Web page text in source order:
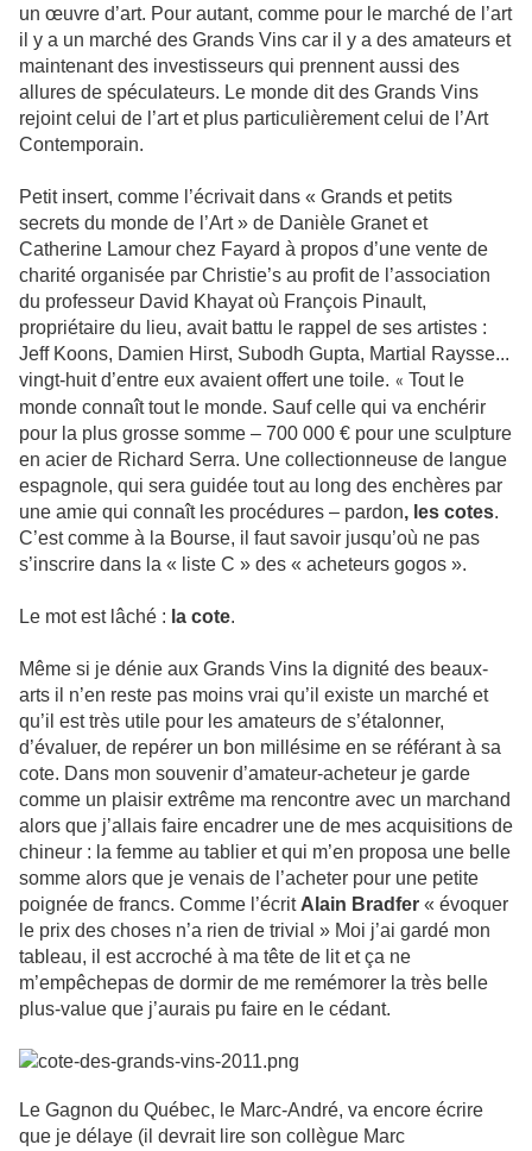
un œuvre d’art. Pour autant, comme pour le marché de l’art
il y a un marché des Grands Vins car il y a des amateurs et
maintenant des investisseurs qui prennent aussi des
allures de spéculateurs. Le monde dit des Grands Vins
rejoint celui de l’art et plus particulièrement celui de l’Art
Contemporain.
Petit insert, comme l’écrivait dans « Grands et petits
secrets du monde de l’Art » de Danièle Granet et
Catherine Lamour chez Fayard à propos d’une vente de
charité organisée par Christie’s au profit de l’association
du professeur David Khayat où François Pinault,
propriétaire du lieu, avait battu le rappel de ses artistes :
Jeff Koons, Damien Hirst, Subodh Gupta, Martial Raysse...
vingt-huit d’entre eux avaient offert une toile. « Tout le
monde connaît tout le monde. Sauf celle qui va enchérir
pour la plus grosse somme – 700 000 € pour une sculpture
en acier de Richard Serra. Une collectionneuse de langue
espagnole, qui sera guidée tout au long des enchères par
une amie qui connaît les procédures – pardon, les cotes.
C’est comme à la Bourse, il faut savoir jusqu’où ne pas
s’inscrire dans la « liste C » des « acheteurs gogos ».
Le mot est lâché : la cote.
Même si je dénie aux Grands Vins la dignité des beaux-
arts il n’en reste pas moins vrai qu’il existe un marché et
qu’il est très utile pour les amateurs de s’étalonner,
d’évaluer, de repérer un bon millésime en se référant à sa
cote. Dans mon souvenir d’amateur-acheteur je garde
comme un plaisir extrême ma rencontre avec un marchand
alors que j’allais faire encadrer une de mes acquisitions de
chineur : la femme au tablier et qui m’en proposa une belle
somme alors que je venais de l’acheter pour une petite
poignée de francs. Comme l’écrit Alain Bradfer « évoquer
le prix des choses n’a rien de trivial » Moi j’ai gardé mon
tableau, il est accroché à ma tête de lit et ça ne
m’empêchepas de dormir de me remémorer la très belle
plus-value que j’aurais pu faire en le cédant.
Le Gagnon du Québec, le Marc-André, va encore écrire
que je délaye (il devrait lire son collègue Marc